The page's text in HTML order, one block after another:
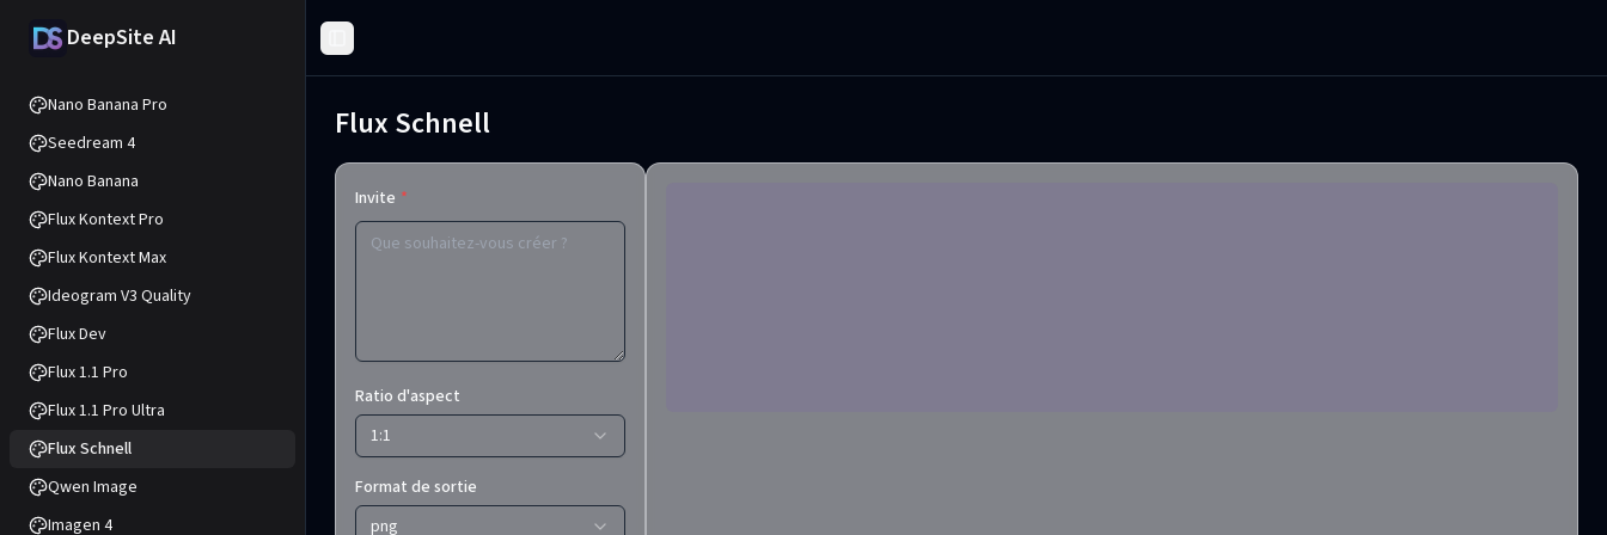
DeepSite AI
Nano Banana Pro
Seedream 4
Nano Banana
Flux Kontext Pro
Flux Kontext Max
Ideogram V3 Quality
Flux Dev
Flux 1.1 Pro
Flux 1.1 Pro Ultra
Flux Schnell
Qwen Image
Imagen 4
Toggle Sidebar
Flux Schnell
Invite *
Ratio d'aspect
1:1
Format de sortie
png